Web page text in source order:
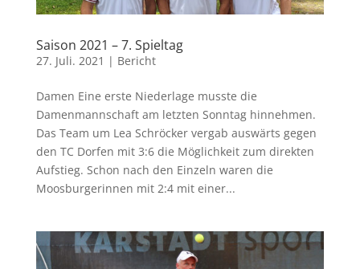
Saison 2021 – 7. Spieltag
27. Juli. 2021 | Bericht
Damen Eine erste Niederlage musste die
Damenmannschaft am letzten Sonntag hinnehmen.
Das Team um Lea Schröcker vergab auswärts gegen
den TC Dorfen mit 3:6 die Möglichkeit zum direkten
Aufstieg. Schon nach den Einzeln waren die
Moosburgerinnen mit 2:4 mit einer...